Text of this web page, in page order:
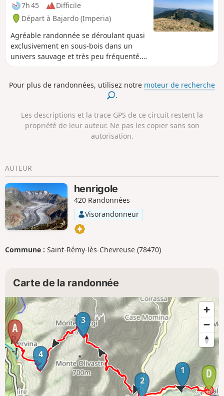
7h 45
Difficile
Départ à Bajardo (Imperia)
Agréable randonnée se déroulant quasi
exclusivement en sous-bois dans un
univers sauvage et très peu fréquenté.
L'itinéraire débouche sur un très beau
Ceppo, s'étendant, par beau temps du
Massif de l'Estérel aux côtes ligures. Le
Mercantour et des pré-Alpes de Ligurie
est également exceptionnel.
Pour plus de randonnées, utilisez notre moteur de recherche
.
Les descriptions et la trace GPS de ce circuit restent la
propriété de leur auteur. Ne pas les copier sans son
autorisation.
AUTEUR
henrigole
420 Randonnées
Visorandonneur
Commune : Saint-Rémy-lès-Chevreuse (78470)
Carte de la randonnée
1
2
3
4